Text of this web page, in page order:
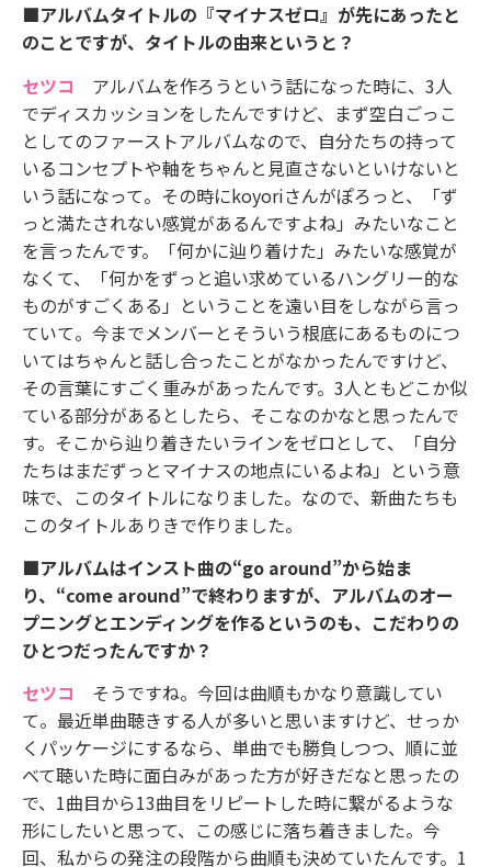
■アルバムタイトルの『マイナスゼロ』が先にあったと
のことですが、タイトルの由来というと？
セツコ アルバムを作ろうという話になった時に、3人
でディスカッションをしたんですけど、まず空白ごっこ
としてのファーストアルバムなので、自分たちの持って
いるコンセプトや軸をちゃんと見直さないといけないと
いう話になって。その時にkoyoriさんがぽろっと、「ず
っと満たされない感覚があるんですよね」みたいなこと
を言ったんです。「何かに辿り着けた」みたいな感覚が
なくて、「何かをずっと追い求めているハングリー的な
ものがすごくある」ということを遠い目をしながら言っ
ていて。今までメンバーとそういう根底にあるものにつ
いてはちゃんと話し合ったことがなかったんですけど、
その言葉にすごく重みがあったんです。3人ともどこか似
ている部分があるとしたら、そこなのかなと思ったんで
す。そこから辿り着きたいラインをゼロとして、「自分
たちはまだずっとマイナスの地点にいるよね」という意
味で、このタイトルになりました。なので、新曲たちも
このタイトルありきで作りました。
■アルバムはインスト曲の“go around”から始ま
り、“come around”で終わりますが、アルバムのオー
プニングとエンディングを作るというのも、こだわりの
ひとつだったんですか？
セツコ そうですね。今回は曲順もかなり意識してい
て。最近単曲聴きする人が多いと思いますけど、せっか
くパッケージにするなら、単曲でも勝負しつつ、順に並
べて聴いた時に面白みがあった方が好きだなと思ったの
で、1曲目から13曲目をリピートした時に繋がるような
形にしたいと思って、この感じに落ち着きました。今
回、私からの発注の段階から曲順も決めていたんです。1